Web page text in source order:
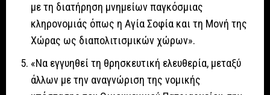
με τη διατήρηση μνημείων παγκόσμιας
κληρονομιάς όπως η Αγία Σοφία και τη Μονή της
Χώρας ως διαπολιτισμικών χώρων».
«Να εγγυηθεί τη θρησκευτική ελευθερία, μεταξύ
άλλων με την αναγνώριση της νομικής